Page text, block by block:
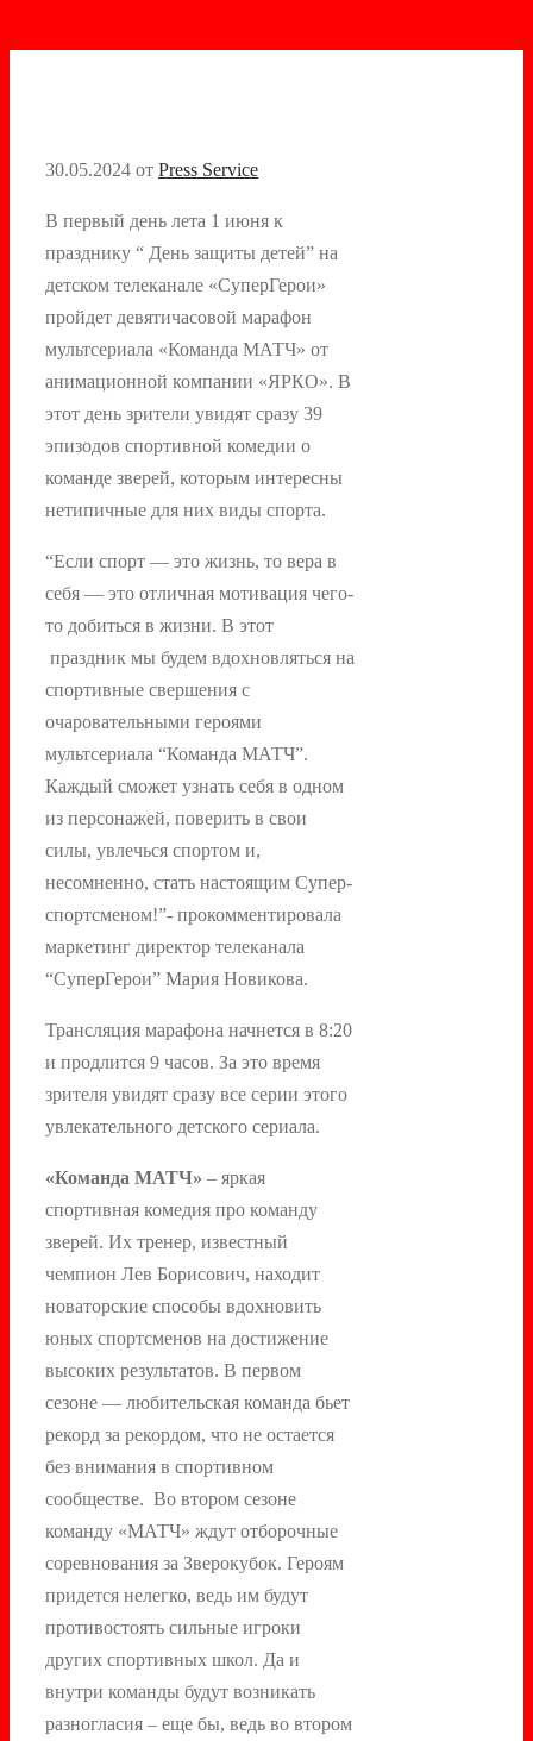
30.05.2024 от Press Service
В первый день лета 1 июня к
празднику “ День защиты детей” на
детском телеканале «СуперГерои»
пройдет девятичасовой марафон
мультсериала «Команда МАТЧ» от
анимационной компании «ЯРКО». В
этот день зрители увидят сразу 39
эпизодов спортивной комедии о
команде зверей, которым интересны
нетипичные для них виды спорта.
“Если спорт — это жизнь, то вера в
себя — это отличная мотивация чего-
то добиться в жизни. В этот
праздник мы будем вдохновляться на
спортивные свершения с
очаровательными героями
мультсериала “Команда МАТЧ”.
Каждый сможет узнать себя в одном
из персонажей, поверить в свои
силы, увлечься спортом и,
несомненно, стать настоящим Супер-
спортсменом!”- прокомментировала
маркетинг директор телеканала
“СуперГерои” Мария Новикова.
Трансляция марафона начнется в 8:20
и продлится 9 часов. За это время
зрителя увидят сразу все серии этого
увлекательного детского сериала.
«Команда МАТЧ» – яркая
спортивная комедия про команду
зверей. Их тренер, известный
чемпион Лев Борисович, находит
новаторские способы вдохновить
юных спортсменов на достижение
высоких результатов. В первом
сезоне — любительская команда бьет
рекорд за рекордом, что не остается
без внимания в спортивном
сообществе. Во втором сезоне
команду «МАТЧ» ждут отборочные
соревнования за Зверокубок. Героям
придется нелегко, ведь им будут
противостоять сильные игроки
других спортивных школ. Да и
внутри команды будут возникать
разногласия – еще бы, ведь во втором